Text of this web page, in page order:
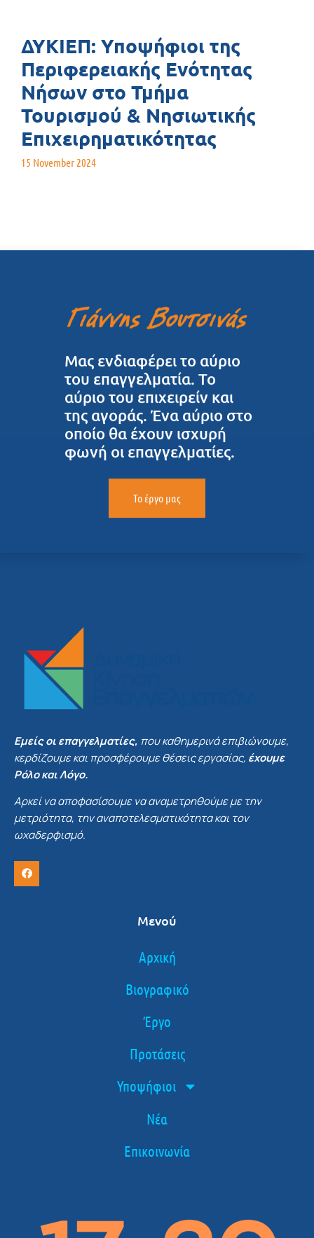
ΔΥΚΙΕΠ: Υποψήφιοι της
Περιφερειακής Ενότητας
Νήσων στο Τμήμα
Τουρισμού & Νησιωτικής
Επιχειρηματικότητας
15 November 2024
Μας ενδιαφέρει το αύριο
του επαγγελματία. Το
αύριο του επιχειρείν και
της αγοράς. Ένα αύριο στο
οποίο θα έχουν ισχυρή
φωνή οι επαγγελματίες.
Το έργο μας
Εμείς οι επαγγελματίες, που καθημερινά επιβιώνουμε,
κερδίζουμε και προσφέρουμε θέσεις εργασίας, έχουμε
Ρόλο και Λόγο.
Αρκεί να αποφασίσουμε να αναμετρηθούμε με την
μετριότητα, την αναποτελεσματικότητα και τον
ωχαδερφισμό.
Μενού
Αρχική
Βιογραφικό
Έργο
Προτάσεις
Υποψήφιοι
Νέα
Επικοινωνία